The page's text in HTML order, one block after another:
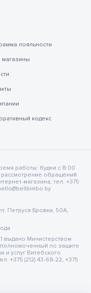
лояльности
кодекс
работы: будни с 8:00
обращений
магазина, тел: +375
Петруся Бровки, 50А,
выдано Министерством
по защите
и услуг Витебского
+375 (212) 43-68-22, +375